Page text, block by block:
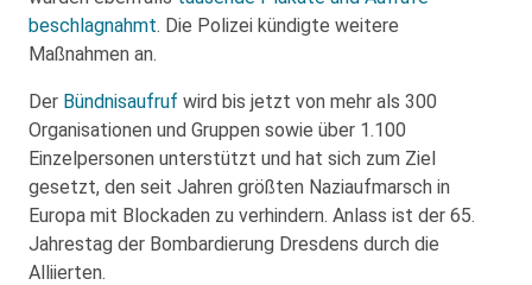
beschlagnahmt. Die Polizei kündigte weitere
Maßnahmen an.
Der Bündnisaufruf wird bis jetzt von mehr als 300
Organisationen und Gruppen sowie über 1.100
Einzelpersonen unterstützt und hat sich zum Ziel
gesetzt, den seit Jahren größten Naziaufmarsch in
Europa mit Blockaden zu verhindern. Anlass ist der 65.
Jahrestag der Bombardierung Dresdens durch die
Alliierten.